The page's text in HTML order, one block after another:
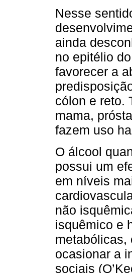
Nesse
ainda
no epitélio
favorecer a
cólon e reto.
mama,
fazem uso
O álcool
possui um
em níveis
não
isquêmico e
metabólicas,
ocasionar a
sociais